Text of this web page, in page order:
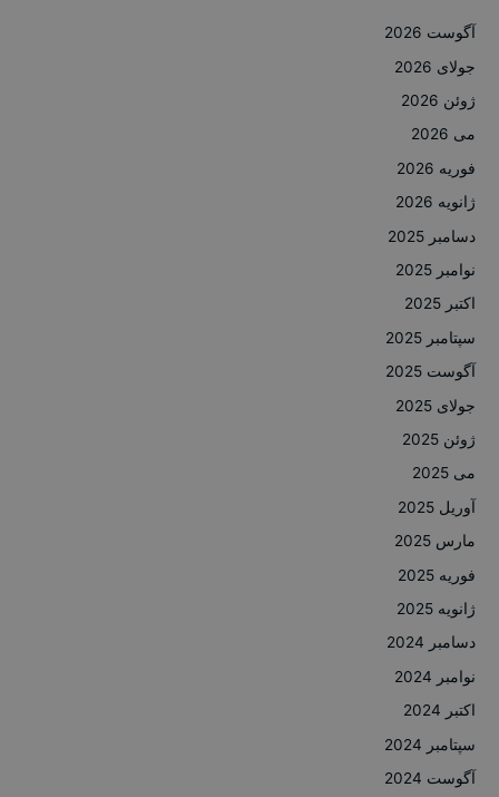
آگوست 2026
جولای 2026
ژوئن 2026
می 2026
فوریه 2026
ژانویه 2026
دسامبر 2025
نوامبر 2025
اکتبر 2025
سپتامبر 2025
آگوست 2025
جولای 2025
ژوئن 2025
می 2025
آوریل 2025
مارس 2025
فوریه 2025
ژانویه 2025
دسامبر 2024
نوامبر 2024
اکتبر 2024
سپتامبر 2024
آگوست 2024